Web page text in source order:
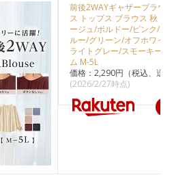
前後2WAYギャザーブラウ
ス トップス ブラウス 秋 ネ
ージュ/ボルドー/ピンク/ラ
ルー/グリーン/オフホワイ
ライトグレー/スモーキーブ
ム M-5L
価格：2,290円（税込、送
(2026/2/27時点)